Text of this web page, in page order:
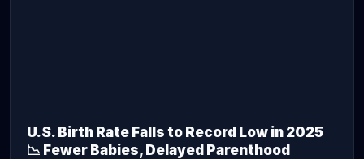
U.S. Birth Rate Falls to Record Low in 2025
📉 Fewer Babies, Delayed Parenthood